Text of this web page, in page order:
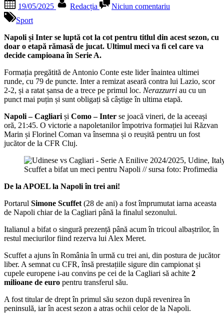
on
19/05/2025 Redacția Niciun comentariuFostul
CFR-
ului
un
pas
de
titlu
Italia!
Sport
Napoli și Inter se luptă cot la cot pentru titlul din acest sezon, cu
doar o etapă rămasă de jucat. Ultimul meci va fi cel care va
decide campioana în Serie A.
Formația pregătită de Antonio Conte este lider înaintea ultimei
runde, cu 79 de puncte. Inter a remizat aseară contra lui Lazio, scor
2-2, și a ratat șansa de a trece pe primul loc. Nerazzurri au cu un
punct mai puțin și sunt obligați să câștige în ultima etapă.
Napoli – Cagliari și Como – Inter se joacă vineri, de la aceeași
oră, 21:45. O victorie a napoletanilor împotriva formației lui Răzvan
Marin și Florinel Coman va însemna și o reușită pentru un fost
jucător de la CFR Cluj.
Scuffet a bifat un meci pentru Napoli // sursa foto: Profimedia
De la APOEL la Napoli în trei ani!
Portarul Simone Scuffet (28 de ani) a fost împrumutat iarna aceasta
de Napoli chiar de la Cagliari până la finalul sezonului.
Italianul a bifat o singură prezență până acum în tricoul albaștrilor, în
restul meciurilor fiind rezerva lui Alex Meret.
Scuffet a ajuns în România în urmă cu trei ani, din postura de jucător
liber. A semnat cu CFR, însă prestațiile sigure din campionat și
cupele europene i-au convins pe cei de la Cagliari să achite 2
milioane de euro pentru transferul său.
A fost titular de drept în primul său sezon după revenirea în
peninsulă, iar în acest sezon a atras ochii celor de la Napoli.